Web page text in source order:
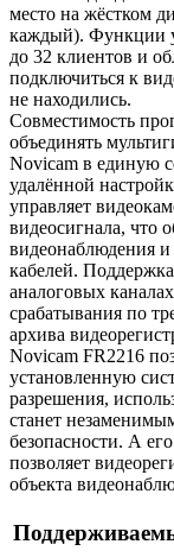
место на жёстком
каждый). Функции
до 32 клиентов и
подключиться к
не находились.
Совместимость
объединять
Novicam в единую
удалённой
управляет
видеосигнала, что
видеонаблюдения и
кабелей.
аналоговых
срабатывания по
архива
Novicam FR2216
установленную
разрешения,
станет
безопасности. А
позволяет
объекта